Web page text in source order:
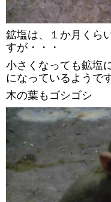
鉱塩は、１か月くら
すが・・・
小さくなっても鉱塩
になっているようです
木の葉もゴシゴシ